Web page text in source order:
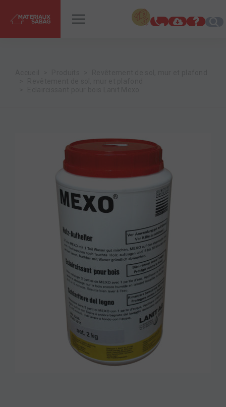
INSPIRATIONS RENDEZ-VOUS